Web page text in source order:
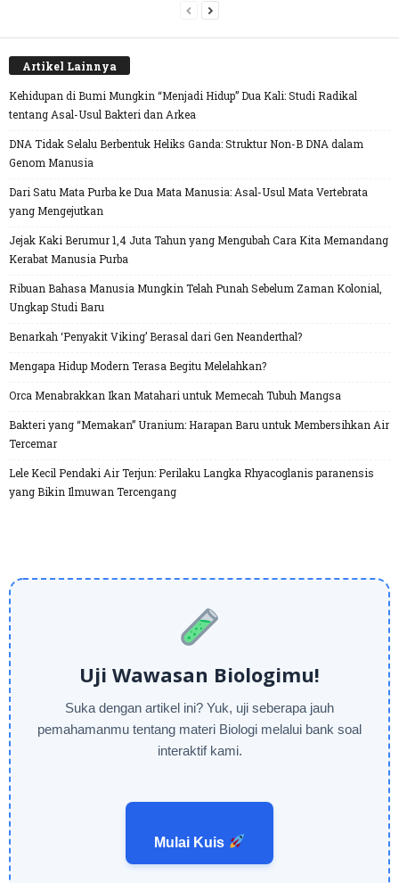
Artikel Lainnya
Kehidupan di Bumi Mungkin “Menjadi Hidup” Dua Kali: Studi Radikal
tentang Asal-Usul Bakteri dan Arkea
DNA Tidak Selalu Berbentuk Heliks Ganda: Struktur Non-B DNA dalam
Genom Manusia
Dari Satu Mata Purba ke Dua Mata Manusia: Asal-Usul Mata Vertebrata
yang Mengejutkan
Jejak Kaki Berumur 1,4 Juta Tahun yang Mengubah Cara Kita Memandang
Kerabat Manusia Purba
Ribuan Bahasa Manusia Mungkin Telah Punah Sebelum Zaman Kolonial,
Ungkap Studi Baru
Benarkah ‘Penyakit Viking’ Berasal dari Gen Neanderthal?
Mengapa Hidup Modern Terasa Begitu Melelahkan?
Orca Menabrakkan Ikan Matahari untuk Memecah Tubuh Mangsa
Bakteri yang “Memakan” Uranium: Harapan Baru untuk Membersihkan Air
Tercemar
Lele Kecil Pendaki Air Terjun: Perilaku Langka Rhyacoglanis paranensis
yang Bikin Ilmuwan Tercengang
Uji Wawasan Biologimu!
Suka dengan artikel ini? Yuk, uji seberapa jauh
pemahamanmu tentang materi Biologi melalui bank soal
interaktif kami.
Mulai Kuis